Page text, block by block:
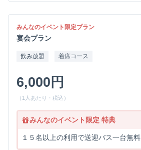
みんなのイベント限定プラン
宴会プラン
飲み放題 着席コース
6,000円
（1人あたり・税込）
みんなのイベント限定 特典
１５名以上の利用で送迎バス一台無料